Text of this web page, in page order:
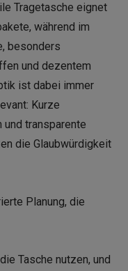
Tragetasche eignet
während im
besonders
und dezentem
ist dabei immer
Kurze
transparente
die Glaubwürdigkeit
Planung, die
Tasche nutzen, und